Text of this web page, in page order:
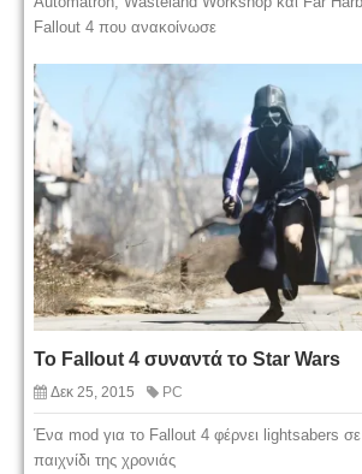
Fallout 4 που ανακοίνωσε
Το Fallout 4 συναντά το Star Wars
Δεκ 25, 2015 PC
Ένα mod για το Fallout 4 φέρνει lightsabers
παιχνίδι της χρονιάς